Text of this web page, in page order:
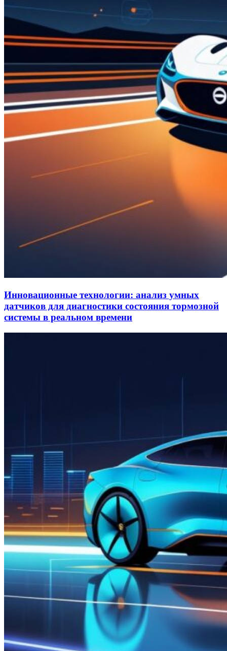
Инновационные технологии: анализ умных
датчиков для диагностики состояния тормозной
системы в реальном времени